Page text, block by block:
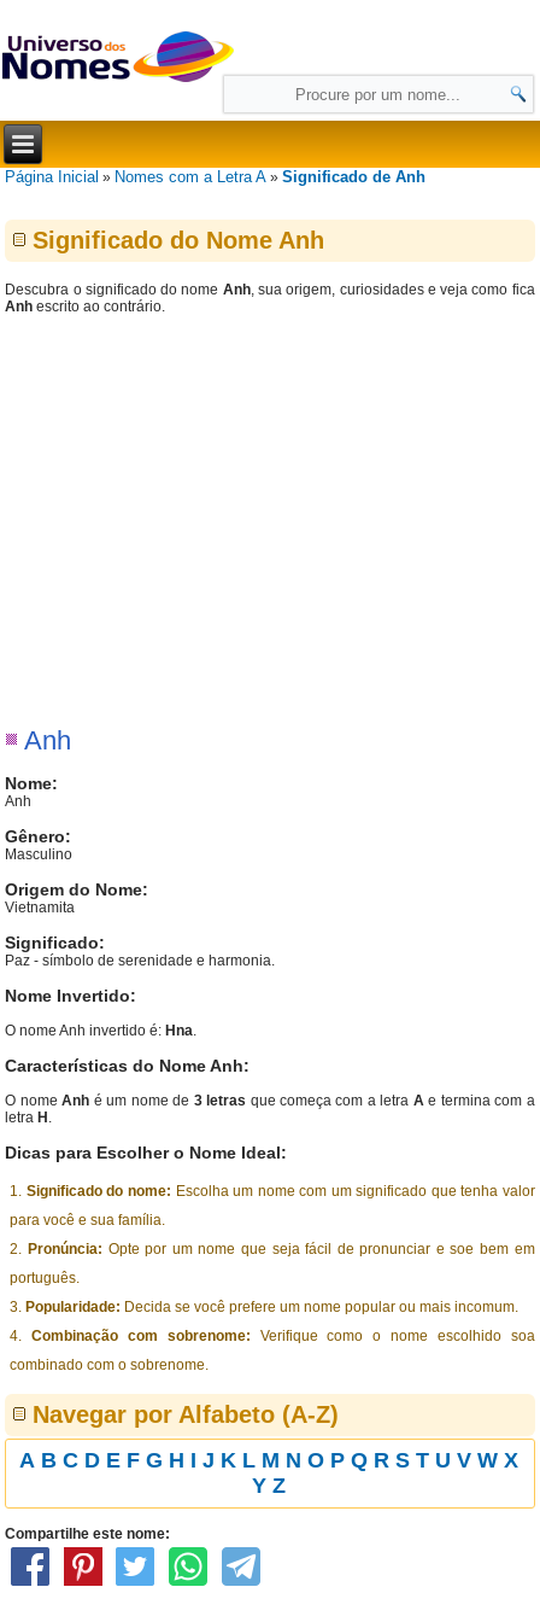
Página Inicial » Nomes com a Letra A »Significado de Anh
Significado do Nome Anh
Descubra o significado do nome Anh, sua origem, curiosidades e veja como fica
Anh escrito ao contrário.
Anh
Nome:
Anh
Gênero:
Masculino
Origem do Nome:
Vietnamita
Significado:
Paz - símbolo de serenidade e harmonia.
Nome Invertido:
O nome Anh invertido é: Hna.
Características do Nome Anh:
O nomeAnh é um nome de 3 letras que começa com a letra Ae termina com a
letra H .
Dicas para Escolher o Nome Ideal:
Significado do nome: Escolha um nome com um significado que tenha valor
para você e sua família.
Pronúncia: Opte por um nome que seja fácil de pronunciar e soe bem em
português.
Popularidade: Decida se você prefere um nome popular ou mais incomum.
Combinação com sobrenome: Verifique como o nome escolhido soa
combinado com o sobrenome.
Navegar por Alfabeto (A-Z)
A B C D E F G H I J K L M N O P Q R S T U V W X
Y Z
Compartilhe este nome: